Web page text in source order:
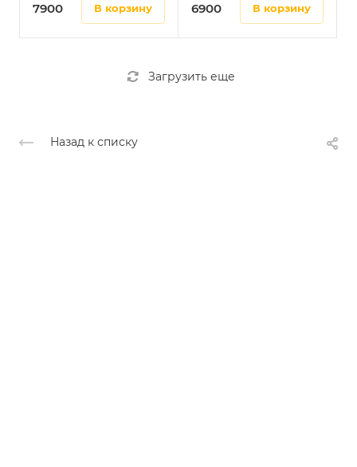
7900 в корзину 6900 в корзину
Загрузить еще
Назад к списку